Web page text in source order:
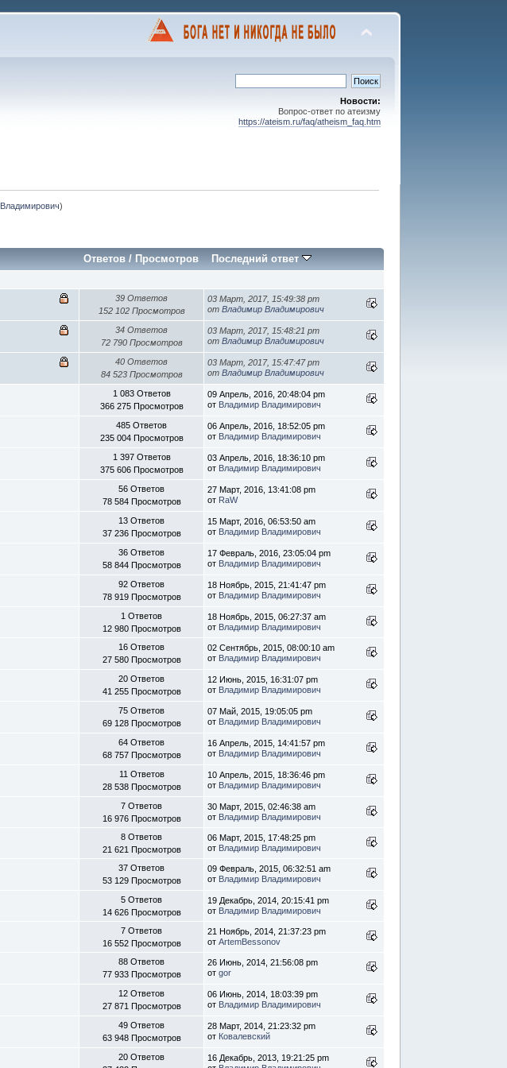
Новости:
Вопрос-ответ по атеизму
https://ateism.ru/faq/atheism_faq.htm
)
Ответов /Просмотров Последний ответ
39 Ответов
152 102 Просмотров
03 Март, 2017, 15:49:38 pm
отВладимир Владимирович
34 Ответов
72 790 Просмотров
03 Март, 2017, 15:48:21 pm
отВладимир Владимирович
40 Ответов
84 523 Просмотров
03 Март, 2017, 15:47:47 pm
отВладимир Владимирович
1 083 Ответов
366 275 Просмотров
09 Апрель, 2016, 20:48:04 pm
от Владимир Владимирович
485 Ответов
235 004 Просмотров
06 Апрель, 2016, 18:52:05 pm
от Владимир Владимирович
1 397 Ответов
375 606 Просмотров
03 Апрель, 2016, 18:36:10 pm
от Владимир Владимирович
56 Ответов
78 584 Просмотров
27 Март, 2016, 13:41:08 pm
от RaW
13 Ответов
37 236 Просмотров
15 Март, 2016, 06:53:50 am
от Владимир Владимирович
36 Ответов
58 844 Просмотров
17 Февраль, 2016, 23:05:04 pm
от Владимир Владимирович
92 Ответов
78 919 Просмотров
18 Ноябрь, 2015, 21:41:47 pm
от Владимир Владимирович
1 Ответов
12 980 Просмотров
18 Ноябрь, 2015, 06:27:37 am
от Владимир Владимирович
16 Ответов
27 580 Просмотров
02 Сентябрь, 2015, 08:00:10 am
от Владимир Владимирович
20 Ответов
41 255 Просмотров
12 Июнь, 2015, 16:31:07 pm
от Владимир Владимирович
75 Ответов
69 128 Просмотров
07 Май, 2015, 19:05:05 pm
от Владимир Владимирович
64 Ответов
68 757 Просмотров
16 Апрель, 2015, 14:41:57 pm
от Владимир Владимирович
11 Ответов
28 538 Просмотров
10 Апрель, 2015, 18:36:46 pm
от Владимир Владимирович
7 Ответов
16 976 Просмотров
30 Март, 2015, 02:46:38 am
от Владимир Владимирович
8 Ответов
21 621 Просмотров
06 Март, 2015, 17:48:25 pm
от Владимир Владимирович
37 Ответов
53 129 Просмотров
09 Февраль, 2015, 06:32:51 am
от Владимир Владимирович
5 Ответов
14 626 Просмотров
19 Декабрь, 2014, 20:15:41 pm
от Владимир Владимирович
7 Ответов
16 552 Просмотров
21 Ноябрь, 2014, 21:37:23 pm
отArtemBessonov
88 Ответов
77 933 Просмотров
26 Июнь, 2014, 21:56:08 pm
отgor
12 Ответов
27 871 Просмотров
06 Июнь, 2014, 18:03:39 pm
от Владимир Владимирович
49 Ответов
63 948 Просмотров
28 Март, 2014, 21:23:32 pm
от Ковалевский
20 Ответов
16 Декабрь, 2013, 19:21:25 pm